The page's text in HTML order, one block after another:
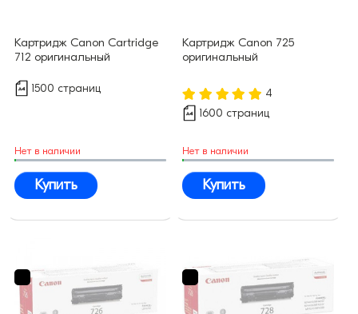
Картридж Canon Cartridge
712 оригинальный
1500 страниц
Нет в наличии
Купить
Картридж Canon 725
оригинальный
4
1600 страниц
Нет в наличии
Купить